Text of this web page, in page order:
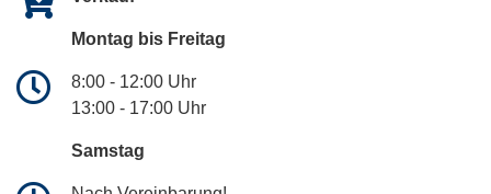
Montag bis Freitag
8:00 - 12:00 Uhr
13:00 - 17:00 Uhr
Samstag